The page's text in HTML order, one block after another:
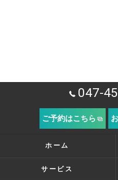
047-
ご予約はこちら
ホーム
サービス